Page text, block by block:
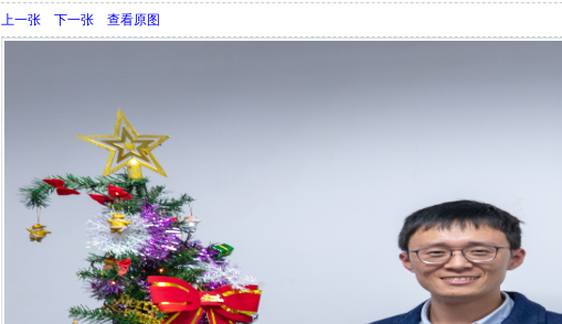
上一张 下一张 查看原图